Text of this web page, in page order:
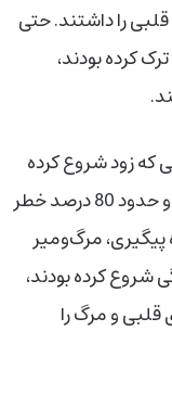
را داشتند. حتی
کرده بودند،
که زود شروع کرده
بودند، با بیش از دو برابر خطر حمله قلبی و حدود 80 درصد خطر
پیگیری، مرگ‌ومیر
کسانی که قبل از 15 سالگی شروع کرده بودند،
و مرگ را